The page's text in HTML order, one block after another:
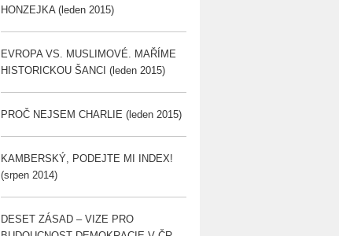
HONZEJKA (leden 2015)
EVROPA VS. MUSLIMOVÉ. MAŘÍME
HISTORICKOU ŠANCI (leden 2015)
PROČ NEJSEM CHARLIE (leden 2015)
KAMBERSKÝ, PODEJTE MI INDEX!
(srpen 2014)
DESET ZÁSAD – VIZE PRO